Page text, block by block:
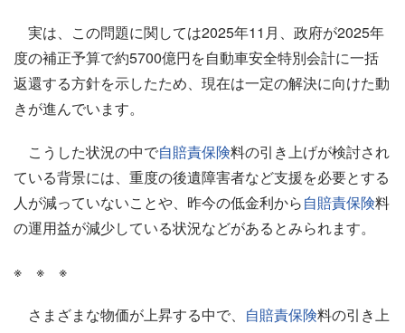
実は、この問題に関しては2025年11月、政府が2025年
度の補正予算で約5700億円を自動車安全特別会計に一括
返還する方針を示したため、現在は一定の解決に向けた動
きが進んでいます。
こうした状況の中で自賠責保険料の引き上げが検討され
ている背景には、重度の後遺障害者など支援を必要とする
人が減っていないことや、昨今の低金利から自賠責保険料
の運用益が減少している状況などがあるとみられます。
※ ※ ※
さまざまな物価が上昇する中で、 自賠責保険料の引き上